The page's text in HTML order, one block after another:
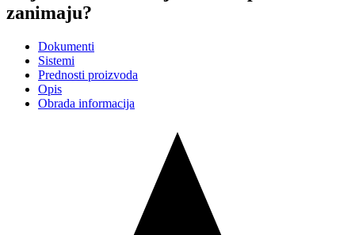
zanimaju?
Dokumenti
Sistemi
Prednosti proizvoda
Opis
Obrada informacija